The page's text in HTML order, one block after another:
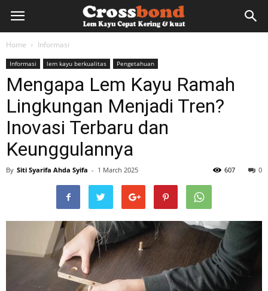
lemkayu.net
Lem
Kayu,
Home Informasi
Informasi lem kayu berkualitas Pengetahuan
Mengapa Lem Kayu Ramah
Lingkungan Menjadi Tren?
Inovasi Terbaru dan
Keunggulannya
By Siti Syarifa Ahda Syifa - 1 March 2025 0
607